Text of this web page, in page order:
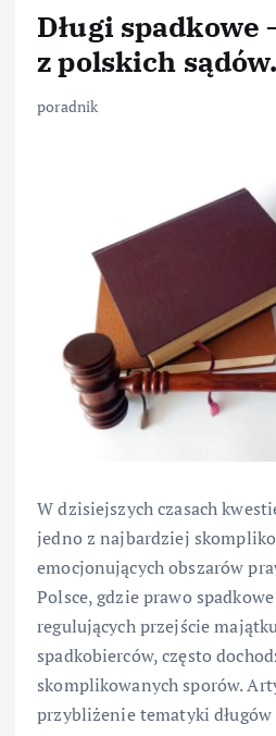
Długi spadkowe
z polskich sądów.
poradnik
W dzisiejszych czasach
jedno z najbardziej
emocjonujących obszarów
Polsce, gdzie prawo
regulujących przejście
spadkobierców, często
skomplikowanych sporów.
przybliżenie tematyki długów